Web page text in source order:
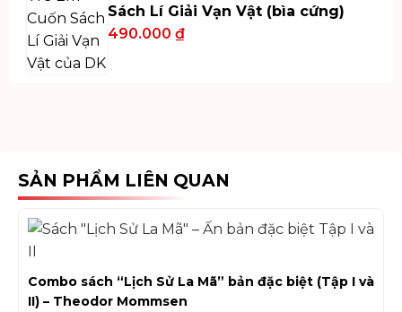
Sách Lí Giải Vạn Vật (bìa cứng)
490.000 ₫
SẢN PHẨM LIÊN QUAN
Combo sách “Lịch Sử La Mã” bản đặc biệt (Tập I và
II) – Theodor Mommsen